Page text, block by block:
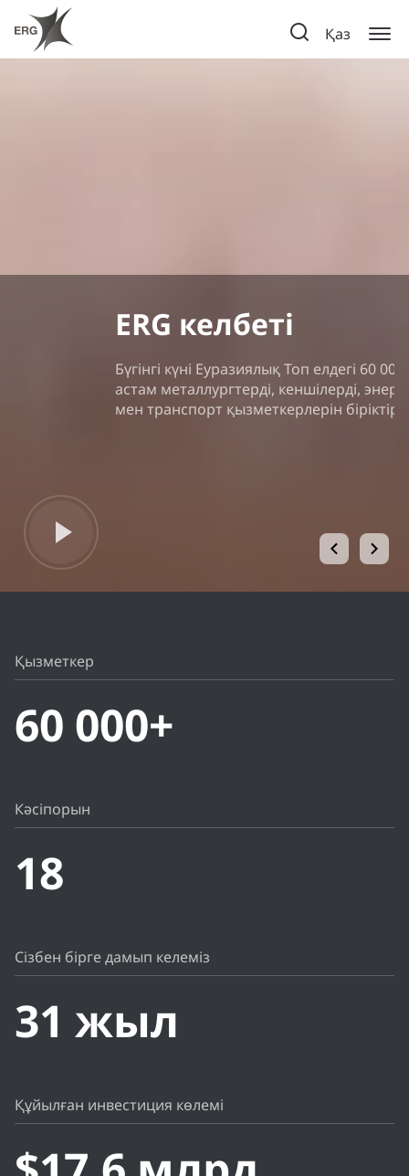
Қаз
ERG келбеті
Бүгінгі күні Еуразиялық Топ елдегі 60 000-нан
астам металлургтерді, кеншілерді, энергетиктер
мен транспорт қызметкерлерін біріктіріп отыр.
Қызметкер
60 000+
Кәсіпорын
18
Cізбен бірге дамып келеміз
31 жыл
Құйылған инвестиция көлемі